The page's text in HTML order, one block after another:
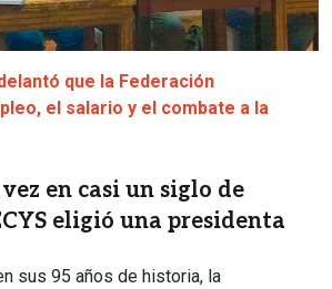
que la Federación
el salario y el combate a la
en casi un siglo de
eligió una presidenta
sus 95 años de historia, la